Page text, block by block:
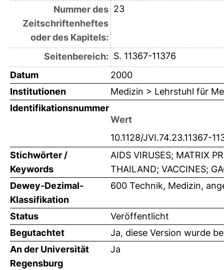
Nummer des
Zeitschriftenheftes
oder des Kapitels:
23
Seitenbereich: S. 11367-11376
Datum
2000
Institutionen
Medizin > Lehrstuhl für
Identifikationsnummer
Wert
10.1128/JVI.74.23.11367-
Stichwörter /
Keywords
AIDS VIRUSES; MATRIX
THAILAND; VACCINES;
Dewey-Dezimal-
Klassifikation
600 Technik, Medizin,
Status
Veröffentlicht
Begutachtet
Ja, diese Version wurde
An der Universität
Regensburg
Ja